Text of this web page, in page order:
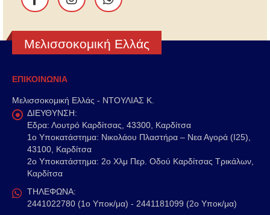
Μελισσοκομική Ελλάς
ΕΠΙΚΟΙΝΩΝΙΑ
Μελισσοκομική Ελλάς - ΝΤΟΥΛΙΑΣ Κ.
ΔΙΕΥΘΥΝΣΗ:
Εδρα: Λουτρό Καρδίτσας, 43300, Καρδίτσα
1o Υποκατάστημα: Νικολάου Πλαστήρα – Νεα Αγορά (Ι25),
43100, Καρδίτσα
2o Υποκατάστημα: 2ο Χλμ Περ. Οδού Καρδίτσας Τρικάλων,
Καρδίτσα
ΤΗΛΕΦΩΝΑ:
2441022780 (1ο Υποκ/μα) - 2441181099 (2ο Υποκ/μα)